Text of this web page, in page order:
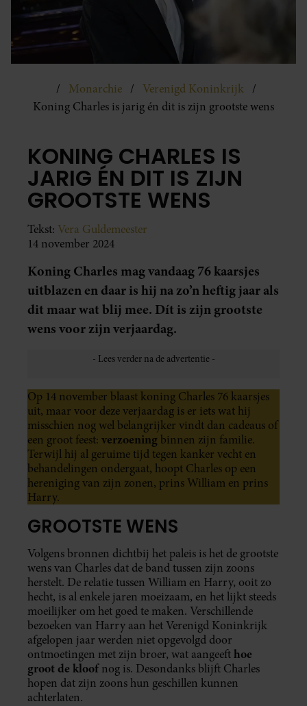
Monarchie
Verenigd Koninkrijk
Koning Charles is jarig én dit is zijn grootste wens
KONING CHARLES IS
JARIG ÉN DIT IS ZIJN
GROOTSTE WENS
Tekst: Vera Guldemeester
14 november 2024
Koning Charles mag vandaag 76 kaarsjes
uitblazen en daar is hij na zo’n heftig jaar als
dit maar wat blij mee. Dít is zijn grootste
wens voor zijn verjaardag.
Op 14 november blaast koning Charles 76 kaarsjes
uit, maar voor deze verjaardag is er iets wat hij
misschien nog wel belangrijker vindt dan cadeaus of
een groot feest: verzoening binnen zijn familie.
Terwijl hij al geruime tijd tegen kanker vecht en
behandelingen ondergaat, hoopt Charles op een
hereniging van zijn zonen, prins William en prins
Harry.
GROOTSTE WENS
Volgens bronnen dichtbij het paleis is het de grootste
wens van Charles dat de band tussen zijn zoons
herstelt. De relatie tussen William en Harry, ooit zo
hecht, is al enkele jaren moeizaam, en het lijkt steeds
moeilijker om het goed te maken. Verschillende
bezoeken van Harry aan het Verenigd Koninkrijk
afgelopen jaar werden niet opgevolgd door
ontmoetingen met zijn broer, wat aangeefthoe
groot de kloofnog is. Desondanks blijft Charles
hopen dat zijn zoons hun geschillen kunnen
achterlaten.